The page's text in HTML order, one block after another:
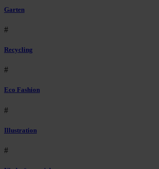
Garten
#
Recycling
#
Eco Fashion
#
Illustration
#